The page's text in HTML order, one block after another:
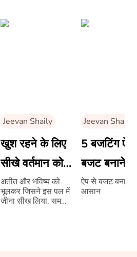
Jeevan Shaily
खुश रहने के लिए
सीखे वर्तमान को
स्वीकारना
अतीत और भविष्य को
भूलकर जिसने इस पल में
जीना सीख लिया, समझो
Jeevan Shaily
5 बजटिंग
बजट बनाने में
करेंगे आपकी
ऐप से बजट बनाना
आसान